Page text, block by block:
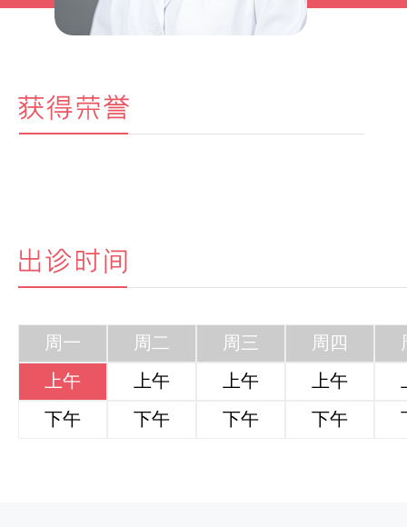
周一 周二 周三 周四
上午
上午 上午 上午
下午
下午 下午 下午